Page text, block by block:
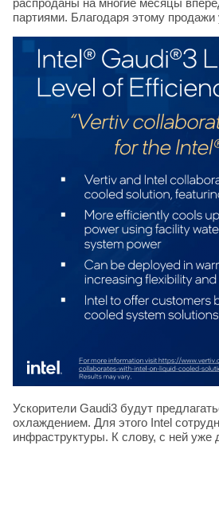
распроданы на многие месяцы
партиями. Благодаря этому продажи
Ускорители Gaudi3 будут
охлаждением. Для этого Intel
инфраструктуры. К слову, с ней уже